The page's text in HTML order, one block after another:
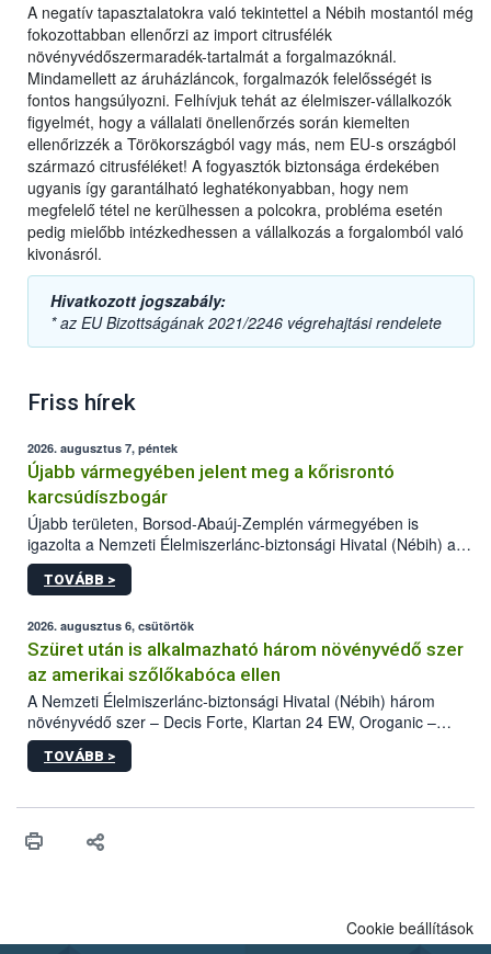
A negatív tapasztalatokra való tekintettel a Nébih mostantól még
fokozottabban ellenőrzi az import citrusfélék
növényvédőszermaradék-tartalmát a forgalmazóknál.
Mindamellett az áruházláncok, forgalmazók felelősségét is
fontos hangsúlyozni. Felhívjuk tehát az élelmiszer-vállalkozók
figyelmét, hogy a vállalati önellenőrzés során kiemelten
ellenőrizzék a Törökországból vagy más, nem EU-s országból
származó citrusféléket! A fogyasztók biztonsága érdekében
ugyanis így garantálható leghatékonyabban, hogy nem
megfelelő tétel ne kerülhessen a polcokra, probléma esetén
pedig mielőbb intézkedhessen a vállalkozás a forgalomból való
kivonásról.
Hivatkozott jogszabály:
* az EU Bizottságának 2021/2246 végrehajtási rendelete
Friss hírek
2026. augusztus 7, péntek
Újabb vármegyében jelent meg a kőrisrontó
karcsúdíszbogár
Újabb területen, Borsod-Abaúj-Zemplén vármegyében is
igazolta a Nemzeti Élelmiszerlánc-biztonsági Hivatal (Nébih) a
kőrisrontó karcsúdíszbogár (Agrilus planipennis) jelenlétét. A
kártevőt nem csak színcsapdában találták meg, de már fertőzött
az intenzív felderítést, emellett az intézkedéseket a szlovák
hatósággal is összehangolják a terjedés megállítása érdekében.
TOVÁBB >
2026. augusztus 6, csütörtök
Szüret után is alkalmazható három növényvédő szer
az amerikai szőlőkabóca ellen
A Nemzeti Élelmiszerlánc-biztonsági Hivatal (Nébih) három
növényvédő szer – Decis Forte, Klartan 24 EW, Oroganic –
engedélyokiratát módosította, így azok a szüretet követően,
egészen a vesszőérettség (BBCH 91) stádiumáig
érésű szőlőkben is legyen lehetőség a károsító elleni további
felhasználók számára is elérhető és ökológiai termesztésben is
TOVÁBB >
Cookie beállítások